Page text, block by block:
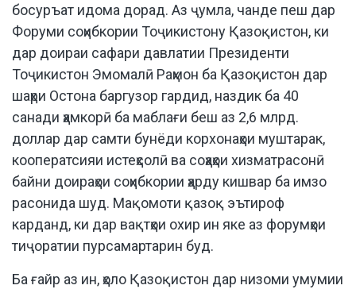
босуръат идома дорад. Аз ҷумла, чанде пеш дар
Форуми соҳибкории Тоҷикистону Қазоқистон, ки
дар доираи сафари давлатии Президенти
Тоҷикистон Эмомалӣ Раҳмон ба Қазоқистон дар
шаҳри Остона баргузор гардид, наздик ба 40
санади ҳамкорӣ ба маблағи беш аз 2,6 млрд.
доллар дар самти бунёди корхонаҳои муштарак,
кооператсияи истеҳсолӣ ва соҳаҳои хизматрасонӣ
байни доираҳои соҳибкории ҳарду кишвар ба имзо
расонида шуд. Мақомоти қазоқ эътироф
карданд, ки дар вақтҳои охир ин яке аз форумҳои
тиҷоратии пурсамартарин буд.
Ба ғайр аз ин, ҳоло Қазоқистон дар низоми умумии